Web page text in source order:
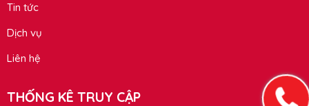
Tin tức
Dịch vụ
Liên hệ
THỐNG KÊ TRUY CẬP